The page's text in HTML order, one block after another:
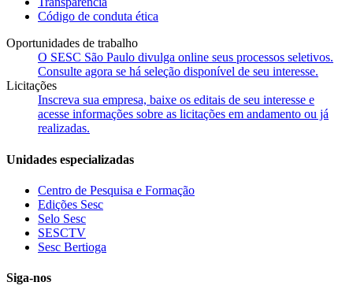
Código de conduta ética
Oportunidades de trabalho
O SESC São Paulo divulga online seus processos seletivos.
Consulte agora se há seleção disponível de seu interesse.
Licitações
Inscreva sua empresa, baixe os editais de seu interesse e
acesse informações sobre as licitações em andamento ou já
realizadas.
Unidades especializadas
Centro de Pesquisa e Formação
Edições Sesc
Selo Sesc
SESCTV
Sesc Bertioga
Siga-nos